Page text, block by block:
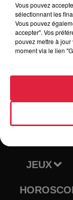
JEUX
Vous pouvez
sélectionnant les
Vous pouvez
accepter". Vos
pouvez mettre à
moment via le lien